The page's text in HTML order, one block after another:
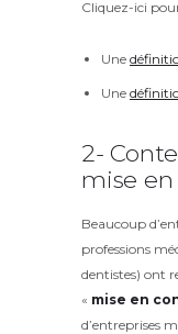
Cliquez-ici
Une
Une
2-
mise
Beaucoup
professions
dentistes) ont
« mise en
d’entreprises